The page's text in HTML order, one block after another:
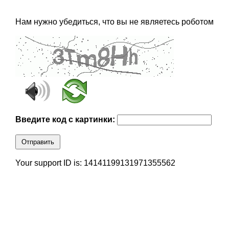
Нам нужно убедиться, что вы не являетесь роботом
Введите код с картинки:
Отправить
Your support ID is: 14141199131971355562